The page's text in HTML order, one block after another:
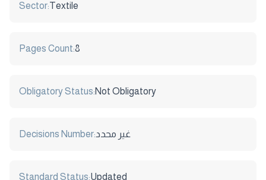
Sector:Textile
Pages Count:8
Obligatory Status:Not Obligatory
Decisions Number:غير محدد
Standard Status:Updated